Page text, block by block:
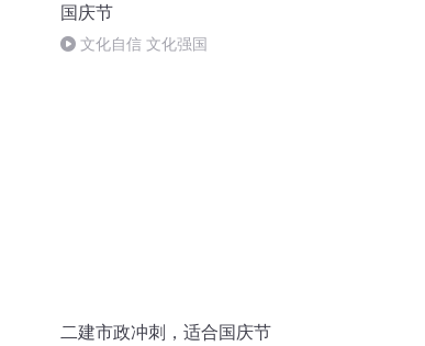
国庆节
文化自信 文化强国
二建市政冲刺，适合国庆节